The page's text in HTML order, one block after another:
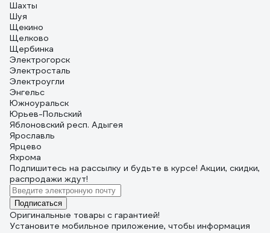
Шахты
Шуя
Щекино
Щелково
Щербинка
Электрогорск
Электросталь
Электроугли
Энгельс
Южноуральск
Юрьев-Польский
Яблоновский респ. Адыгея
Ярославль
Ярцево
Яхрома
Подпишитесь на рассылку и будьте в курсе! Акции, скидки,
распродажи ждут!
Подписаться
Оригинальные товары с гарантией!
Установите мобильное приложение, чтобы информация